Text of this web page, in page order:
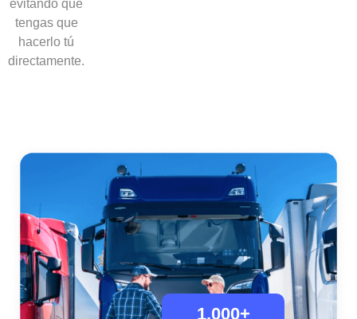
evitando que
tengas que
hacerlo tú
directamente.
1,000+